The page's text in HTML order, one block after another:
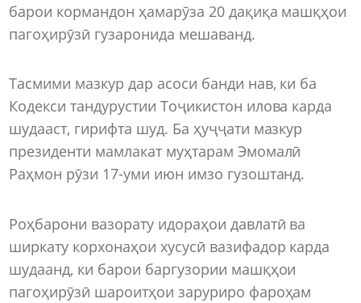
барои кормандон ҳамарӯза 20 дақиқа машқҳои
пагоҳирӯзӣ гузаронида мешаванд.
Тасмими мазкур дар асоси банди нав, ки ба
Кодекси тандурустии Тоҷикистон илова карда
шудааст, гирифта шуд. Ба ҳуҷҷати мазкур
президенти мамлакат муҳтарам Эмомалӣ
Раҳмон рӯзи 17-уми июн имзо гузоштанд.
Роҳбарони вазорату идораҳои давлатӣ ва
ширкату корхонаҳои хусусӣ вазифадор карда
шудаанд, ки барои баргузории машқҳои
пагоҳирӯзӣ шароитҳои заруриро фароҳам